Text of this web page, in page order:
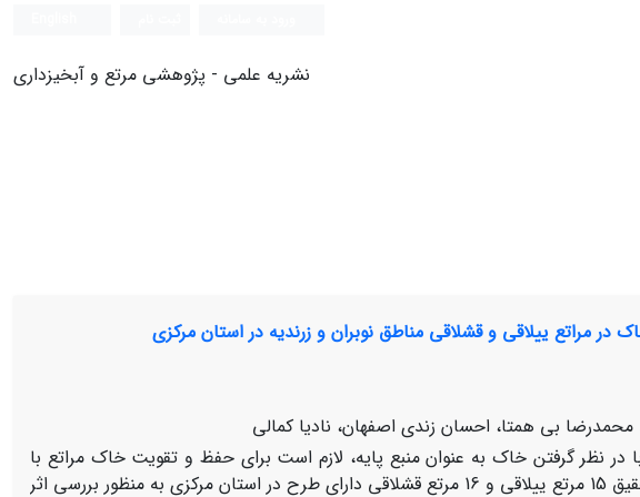
نشریه علمی - پژوهشی مرتع و آبخیزداری
مراتع ییلاقی و قشلاقی مناطق نوبران و زرندیه در استان مرکزی
بی همتا، احسان زندی اصفهان، نادیا کمالی
نظر گرفتن خاک به عنوان منبع پایه، لازم است برای حفظ و تقویت خاک مراتع با
اجرای طرح­های مرتعداری به این مهم دست یافت. لذا در این تحقیق 15 مرتع ییلاقی و 16 مرتع قشلاقی دارای طرح در استان مرکزی به منظور بررسی اثر